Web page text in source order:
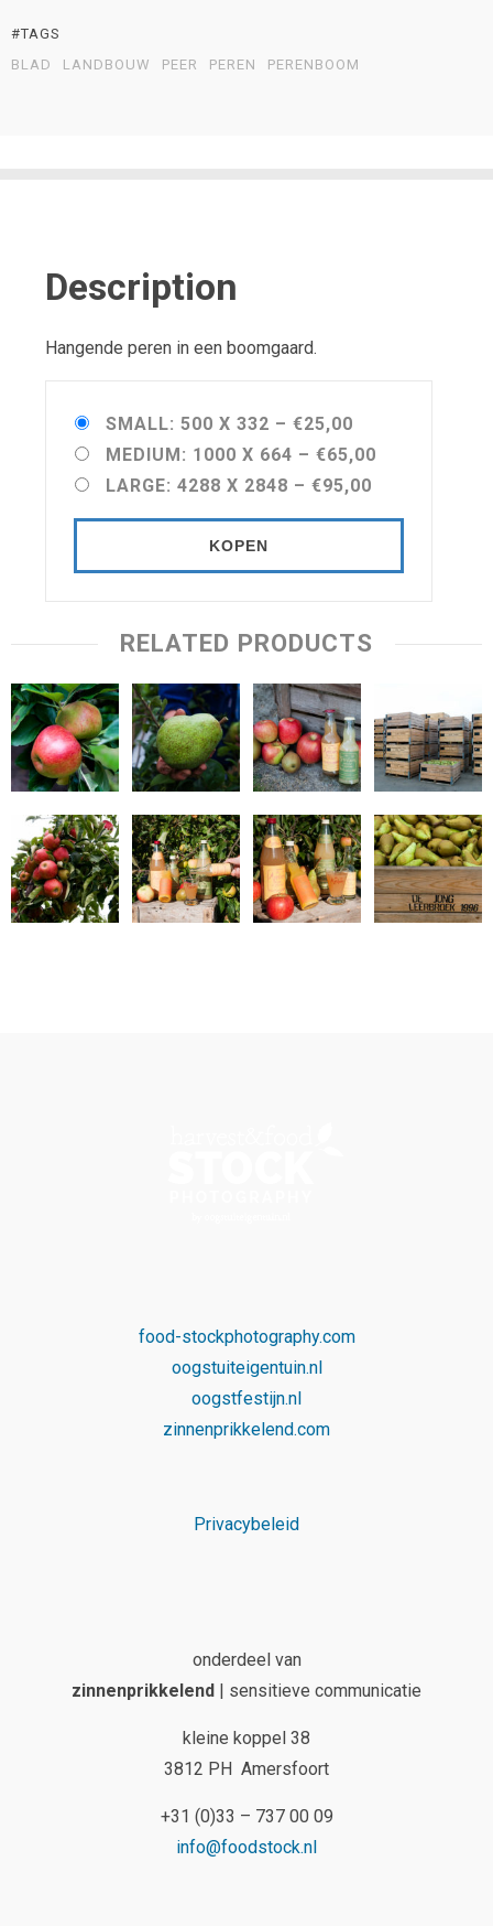
#TAGS
BLAD
LANDBOUW PEER PEREN PERENBOOM
Description
Hangende peren in een boomgaard.
SMALL: 500 X 332 – €25,00
MEDIUM: 1000 X 664 – €65,00
LARGE: 4288 X 2848 – €95,00
KOPEN
RELATED PRODUCTS
food-stockphotography.com
oogstuiteigentuin.nl
oogstfestijn.nl
zinnenprikkelend.com
Privacybeleid
onderdeel van
zinnenprikkelend
| sensitieve communicatie
kleine koppel 38
3812 PH Amersfoort
+31 (0)33 – 737 00 09
info@foodstock.nl